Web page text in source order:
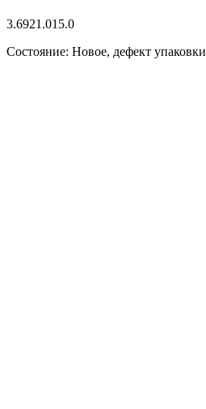
3.6921.015.0
Состояние: Новое, дефект упаковки